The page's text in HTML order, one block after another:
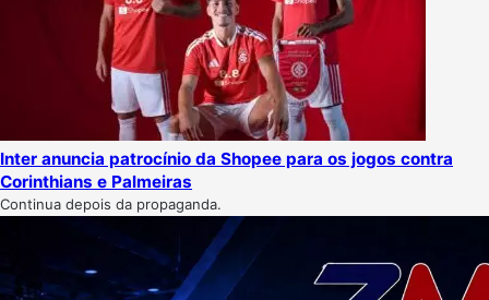
Inter anuncia patrocínio da Shopee para os jogos contra
Corinthians e Palmeiras
Continua depois da propaganda.